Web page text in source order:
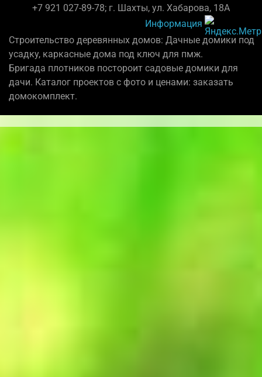
+7 921 027-89-78; г. Шахты, ул. Хабарова, 18А
Информация
Строительство деревянных домов: Дачные домики под
усадку, каркасные дома под ключ для пмж.
Бригада плотников постороит садовые домики для
дачи. Каталог проектов с фото и ценами: заказать
домокомплект.